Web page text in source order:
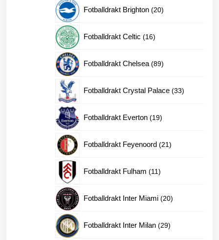
Fotballdrakt Brighton 2020
Fotballdrakt Celtic 1616
Fotballdrakt Chelsea 8989
Fotballdrakt Crystal Palace 3333
Fotballdrakt Everton 1919
Fotballdrakt Feyenoord 2121
Fotballdrakt Fulham 1111
Fotballdrakt Inter Miami 2020
Fotballdrakt Inter Milan 2929